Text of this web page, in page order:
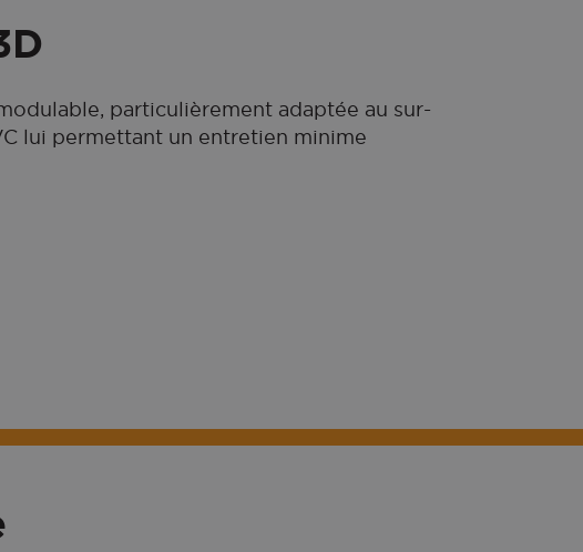
particulièrement adaptée au sur-
lui permettant un entretien minime